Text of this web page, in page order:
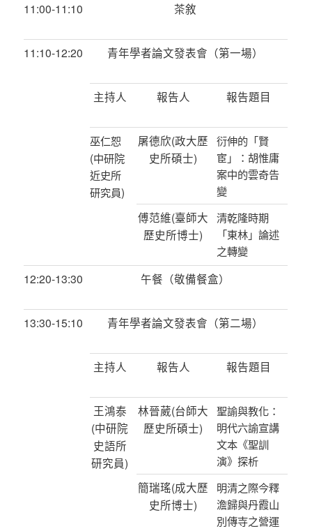
11:00-11:10 茶敘
11:10-12:20 青年學者論文發表會（第一場）
主持人 報告人 報告題目
巫仁恕
(中研院
近史所
研究員)
屠德欣(政大歷
史所碩士)
衍伸的「賢
宦」：胡惟庸
案中的雲奇告
變
傅范維(臺師大
歷史所博士)
清乾隆時期
「東林」論述
之轉變
12:20-13:30 午餐（敬備餐盒）
13:30-15:10 青年學者論文發表會（第二場）
主持人 報告人 報告題目
王鴻泰
(中研院
史語所
研究員)
林晉葳(台師大
歷史所碩士)
聖諭與教化：
明代六諭宣講
文本《聖訓
演》探析
簡瑞瑤(成大歷
史所博士)
明清之際今釋
澹歸與丹霞山
別傳寺之營運